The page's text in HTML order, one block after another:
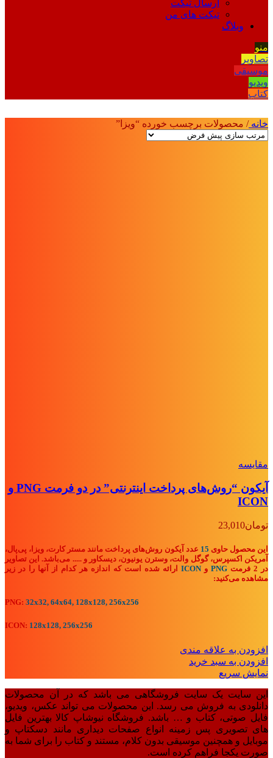
ارسال تیکت
تیکت های من
وبلاگ
منو
تصاویر
موسیقی
ویدیو
کتاب
خانه/ محصولات برچسب خورده “ویزا”
مقايسه
آیکون “روش‌های پرداخت اینترنتی” در دو فرمت PNG و
ICON
تومان23,010
این محصول حاوی 15 عدد آیکون روش‌های پرداخت مانند مستر کارت، ویزا، پی‌پال،
آمریکن اکسپرس، گوگل والت، وسترن یونیون، دیسکاور و ..... می‌باشد. این تصاویر
در 2 فرمت
PNG وICON ارائه شده است که اندازه هر کدام از آنها را در زیر
مشاهده می‌کنید:
PNG: 32x32, 64x64, 128x128, 256x256
ICON: 128x128, 256x256
افزودن به علاقه مندی
افزودن به سبد خرید
نمایش سریع
این سایت یک سایت فروشگاهی می باشد که در آن محصولات
دانلودی به فروش می رسد. این محصولات می تواند عکس، ویدیو،
فایل صوتی، کتاب و … باشد. فروشگاه نیوشاپ کالا بهترین فایل
های تصویری پس زمینه انواع صفحات دیداری مانند دسکتاپ و
موبایل و همچنین موسیقی بدون کلام، مستند و کتاب را برای شما به
صورت یکجا فراهم کرده است.